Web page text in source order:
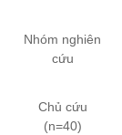
Nhóm nghiên
cứu
Chủ cứu
(n=40)